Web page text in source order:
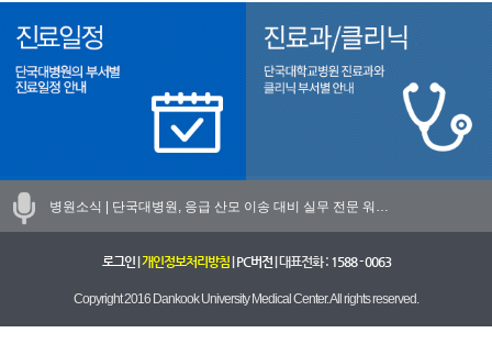
병원소식 | 단국대병원, 응급 산모 이송 대비 실무 전문 워…
로그인| 개인정보처리방침| PC버전| 대표전화 : 1588 - 0063
Copyright 2016 Dankook University Medical Center. All rights reserved.